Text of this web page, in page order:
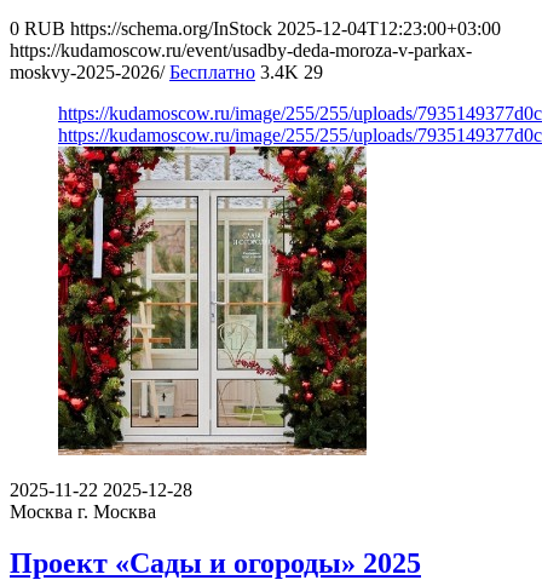
0 RUB https://schema.org/InStock 2025-12-04T12:23:00+03:00
https://kudamoscow.ru/event/usadby-deda-moroza-v-parkax-
moskvy-2025-2026/ Бесплатно 3.4K 29
https://kudamoscow.ru/image/255/255/uploads/
https://kudamoscow.ru/image/255/255/uploads/
2025-11-22 2025-12-28
Москва г. Москва
Проект «Сады и огороды» 2025